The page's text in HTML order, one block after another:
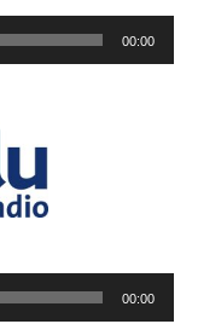
00:00
00:00